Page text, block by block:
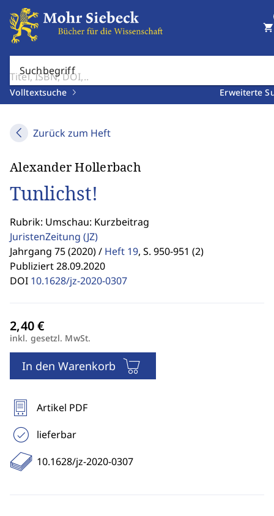
Suchbegriff
Volltextsuche Erweiterte
shopping_cart
Zurück zum Heft
Alexander Hollerbach
Tunlichst!
Rubrik: Umschau: Kurzbeitrag
JuristenZeitung (JZ)
Jahrgang 75 (2020) / Heft 19, S. 950-951 (2)
Publiziert 28.09.2020
DOI 10.1628/jz-2020-0307
inkl. gesetzl. MwSt.
In den Warenkorb
Artikel PDF
lieferbar
10.1628/jz-2020-0307